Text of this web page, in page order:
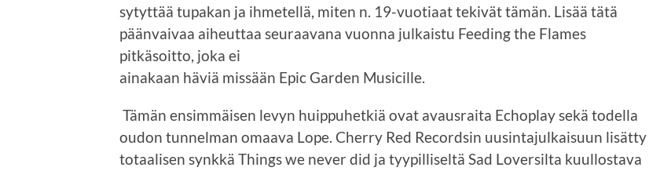
sytyttää tupakan ja ihmetellä, miten n. 19-vuotiaat tekivät tämän. Lisää tätä
päänvaivaa aiheuttaa seuraavana vuonna julkaistu Feeding the Flames
pitkäsoitto, joka ei
ainakaan häviä missään Epic Garden Musicille.
Tämän ensimmäisen levyn huippuhetkiä ovat avausraita Echoplay sekä todella
oudon tunnelman omaava Lope. Cherry Red Recordsin uusintajulkaisuun lisätty
totaalisen synkkä Things we never did ja tyypilliseltä Sad Loversilta kuullostava